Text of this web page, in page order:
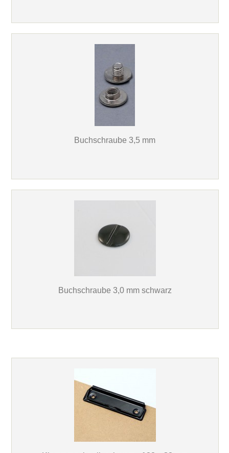
Buchschraube 3,5 mm
Buchschraube 3,0 mm schwarz